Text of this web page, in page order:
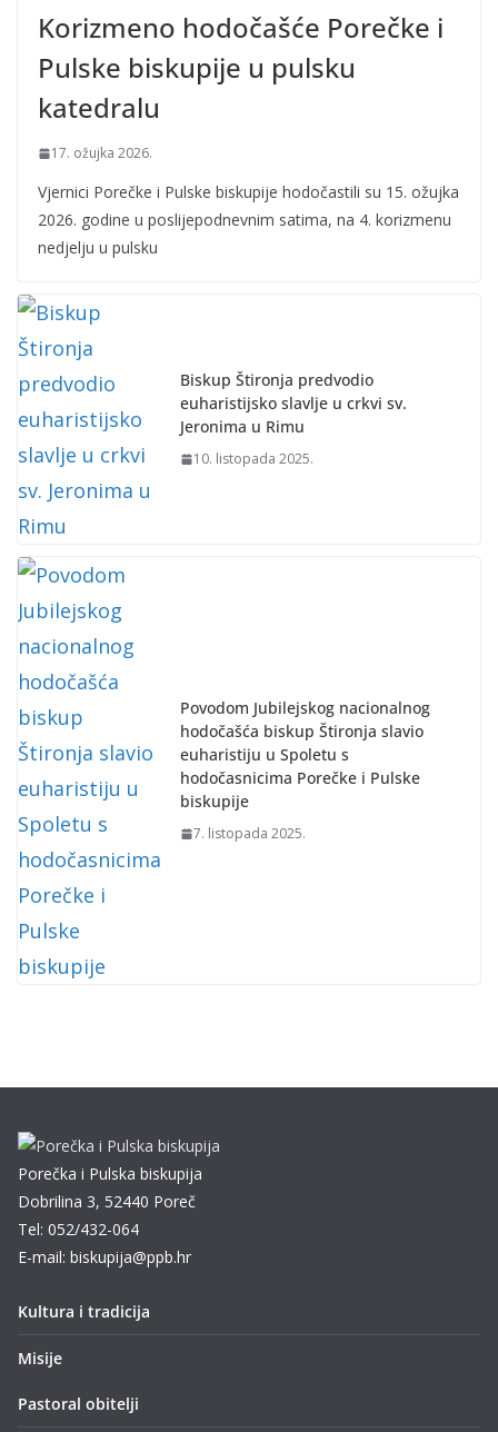
Korizmeno hodočašće Porečke i
Pulske biskupije u pulsku
katedralu
17. ožujka 2026.
Vjernici Porečke i Pulske biskupije hodočastili su 15. ožujka
2026. godine u poslijepodnevnim satima, na 4. korizmenu
nedjelju u pulsku
Biskup Štironja predvodio
euharistijsko slavlje u crkvi sv.
Jeronima u Rimu
10. listopada 2025.
Povodom Jubilejskog nacionalnog
hodočašća biskup Štironja slavio
euharistiju u Spoletu s
hodočasnicima Porečke i Pulske
biskupije
7. listopada 2025.
Porečka i Pulska biskupija
Dobrilina 3, 52440 Poreč
Tel: 052/432-064
E-mail: biskupija@ppb.hr
Kultura i tradicija
Misije
Pastoral obitelji